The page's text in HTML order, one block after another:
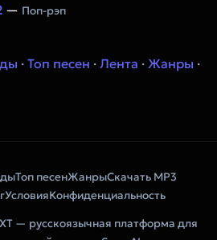
— Поп-рэп
· Топ песен · Лента · Жанры ·
Топ песенЖанрыСкачать MP3
УсловияКонфиденциальность
— русскоязычная платформа для